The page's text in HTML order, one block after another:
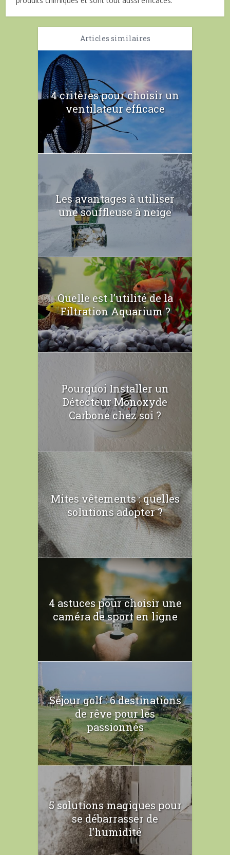
Articles similaires
4 critères pour choisir un
ventilateur efficace
Les avantages à utiliser
une souffleuse à neige
Quelle est l’utilité de la
Filtration Aquarium ?
Pourquoi Installer un
Détecteur Monoxyde
Carbone chez soi ?
Mites vêtements : quelles
solutions adopter ?
4 astuces pour choisir une
caméra de sport en ligne
Séjour golf : 6 destinations
de rêve pour les
passionnés
5 solutions magiques pour
se débarrasser de
l’humidité